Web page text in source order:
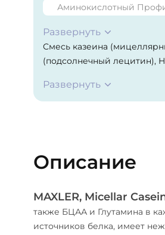
Аминокислотный
Развернуть
Смесь казеина
(подсолнечный лецитин),
Подсластитель
Развернуть
Описание
MAXLER, Micellar
также БЦАА и Глутамина в
источников белка, имеет